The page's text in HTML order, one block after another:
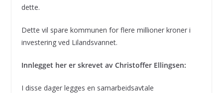
dette.
Dette vil spare kommunen for flere millioner kroner i
investering ved Lilandsvannet.
Innlegget her er skrevet av Christoffer Ellingsen:
I disse dager legges en samarbeidsavtale